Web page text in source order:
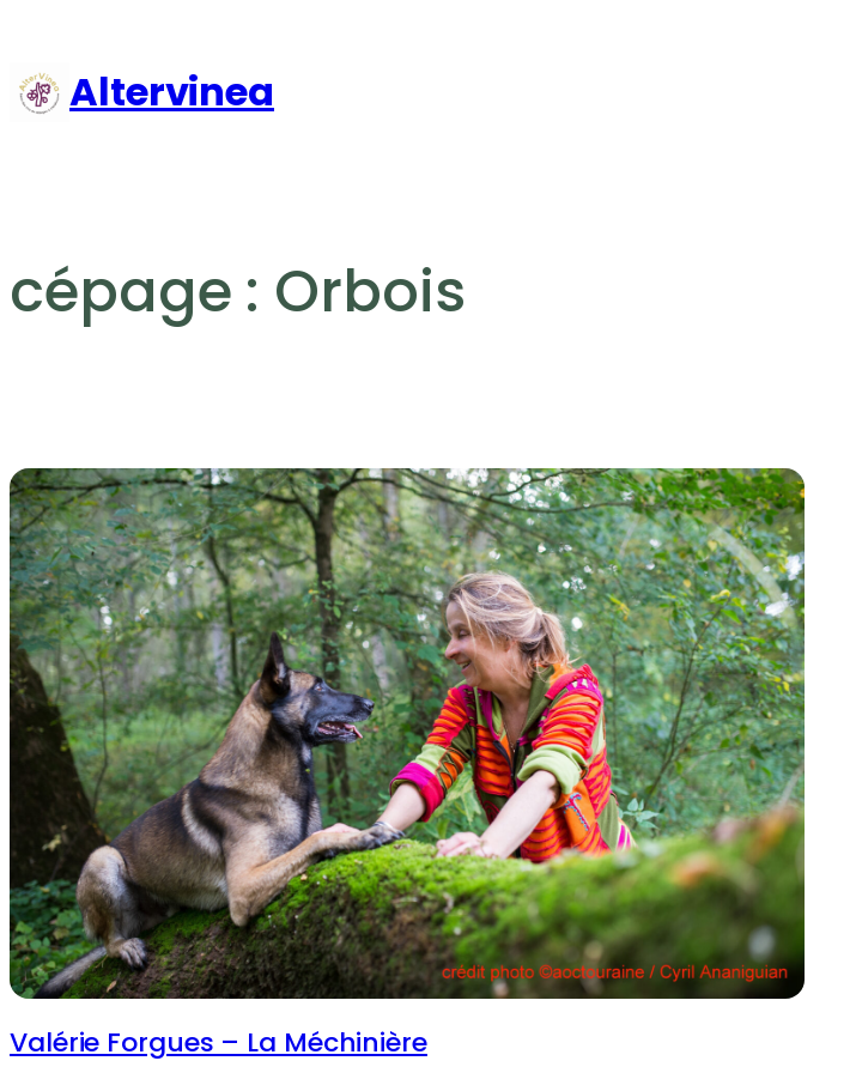
contenuAltervinea
cépage : Orbois
Valérie Forgues – La Méchinière